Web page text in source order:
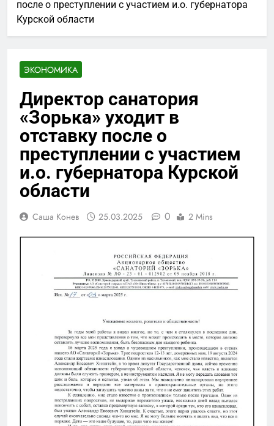
после о преступлении с участием и.о. губернатора
Курской области
ЭКОНОМИКА
Директор санатория
«Зорька» уходит в
отставку после о
преступлении с участием
и.о. губернатора Курской
области
Саша Конев 25.03.2025 0 2 Mins